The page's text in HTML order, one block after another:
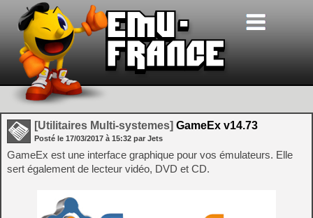
[Utilitaires Multi-systemes] GameEx v14.73
Posté le 17/03/2017 à 15:32 par Jets
GameEx est une interface graphique pour vos émulateurs. Elle
sert également de lecteur vidéo, DVD et CD.